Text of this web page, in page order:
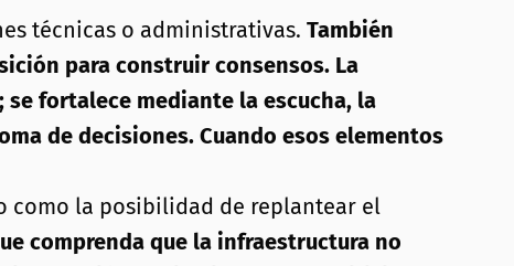
técnicas o administrativas. También
para construir consensos. La
fortalece mediante la escucha, la
de decisiones. Cuando esos elementos
como la posibilidad de replantear el
comprenda que la infraestructura no